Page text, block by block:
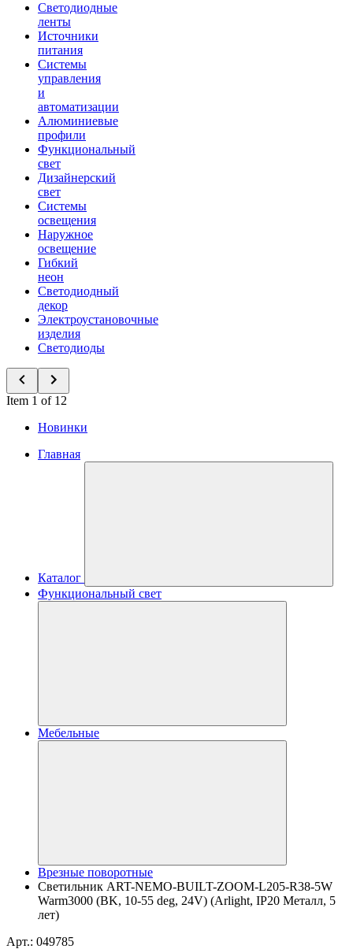
Светодиодные
ленты
Источники
питания
Системы
управления
и
автоматизации
Алюминиевые
профили
Функциональный
свет
Дизайнерский
свет
Системы
освещения
Наружное
освещение
Гибкий
неон
Светодиодный
декор
Электроустановочные
изделия
Светодиоды
Item 1 of 12
Новинки
Главная
Каталог
Функциональный свет
Мебельные
Врезные поворотные
Светильник ART-NEMO-BUILT-ZOOM-L205-R38-5W
Warm3000 (BK, 10-55 deg, 24V) (Arlight, IP20 Металл, 5
лет)
Арт.: 049785